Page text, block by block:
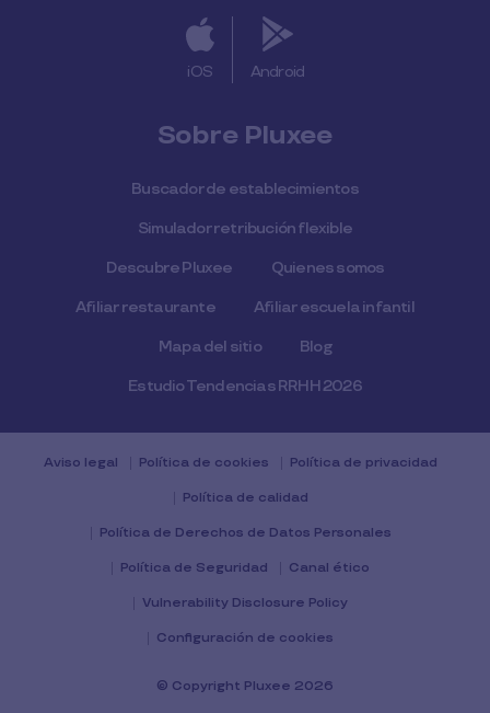
iOS Android
Sobre Pluxee
Buscador de establecimientos
Simulador retribución flexible
Descubre Pluxee Quienes somos
Afiliar restaurante Afiliar escuela infantil
Mapa del sitio Blog
Estudio Tendencias RRHH 2026
Aviso legal Política de cookies Política de privacidad
Política de calidad
Política de Derechos de Datos Personales
Política de Seguridad Canal ético
Vulnerability Disclosure Policy
Configuración de cookies
© Copyright Pluxee 2026